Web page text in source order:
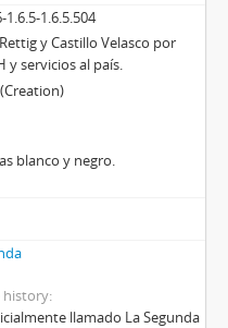
1.6.5-1.6.5.504
y Castillo Velasco por
y servicios al país.
blanco y negro.
history
llamado La Segunda